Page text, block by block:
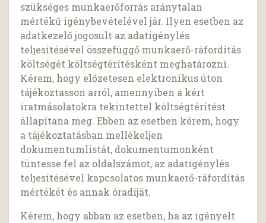
szükséges munkaerőforrás aránytalan
mértékű igénybevételével jár. Ilyen esetben az
adatkezelő jogosult az adatigénylés
teljesítésével összefüggő munkaerő-ráfordítás
költségét költségtérítésként meghatározni.
Kérem, hogy előzetesen elektronikus úton
tájékoztasson arról, amennyiben a kért
iratmásolatokra tekintettel költségtérítést
állapítana meg. Ebben az esetben kérem, hogy
a tájékoztatásban mellékeljen
dokumentumlistát, dokumentumonként
tüntesse fel az oldalszámot, az adatigénylés
teljesítésével kapcsolatos munkaerő-ráfordítás
mértékét és annak óradíját.
Kérem, hogy abban az esetben, ha az igényelt